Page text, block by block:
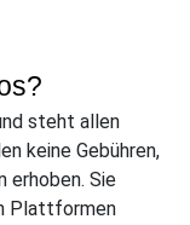
steht allen
keine Gebühren,
erhoben. Sie
Plattformen